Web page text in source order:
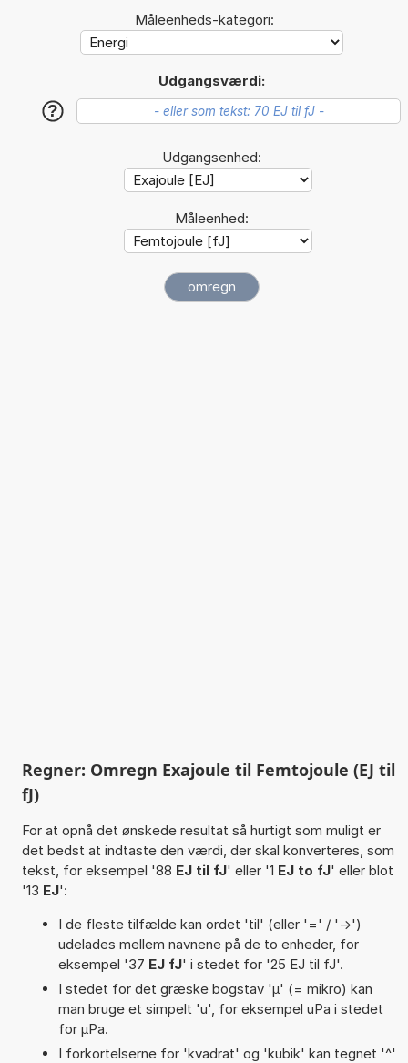
Måleenheds-kategori:
Udgangsværdi:
?
Udgangsenhed:
Måleenhed:
Regner: Omregn Exajoule til Femtojoule (EJ til
fJ)
For at opnå det ønskede resultat så hurtigt som muligt er
det bedst at indtaste den værdi, der skal konverteres, som
tekst, for eksempel '88 EJ til fJ' eller '1 EJ to fJ' eller blot
'13 EJ':
I de fleste tilfælde kan ordet 'til' (eller '=' / '->')
udelades mellem navnene på de to enheder, for
eksempel '37 EJ fJ' i stedet for '25 EJ til fJ'.
I stedet for det græske bogstav 'µ' (= mikro) kan
man bruge et simpelt 'u', for eksempel uPa i stedet
for µPa.
I forkortelserne for 'kvadrat' og 'kubik' kan tegnet '^'